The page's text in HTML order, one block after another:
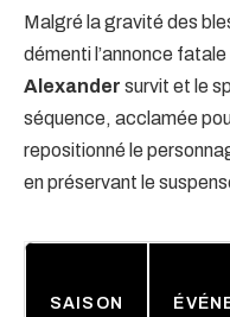
Malgré la gravité des
démenti l’annonce
Alexander survit et le
séquence, acclamée
repositionné le
en préservant le
SAISON